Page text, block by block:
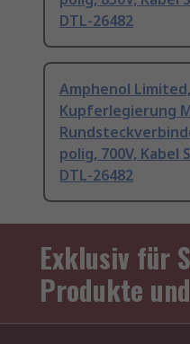
DTL-26482
Amphenol Limited,
Kupferlegierung
polig, 700V, Kabel
DTL-26482
Exklusiv für
Produkte